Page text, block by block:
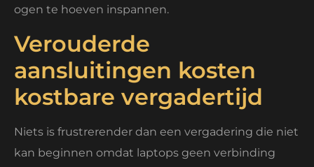
ogen te hoeven inspannen.
Verouderde
aansluitingen kosten
kostbare vergadertijd
Niets is frustrerender dan een vergadering die niet
kan beginnen omdat laptops geen verbinding